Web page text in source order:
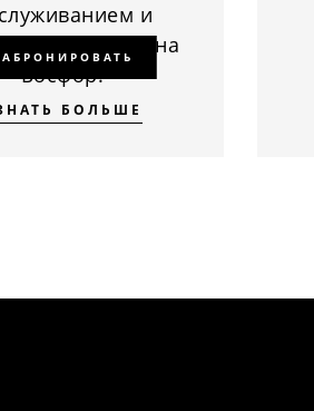
и
видом на
Босфор.
БОЛЬШЕ